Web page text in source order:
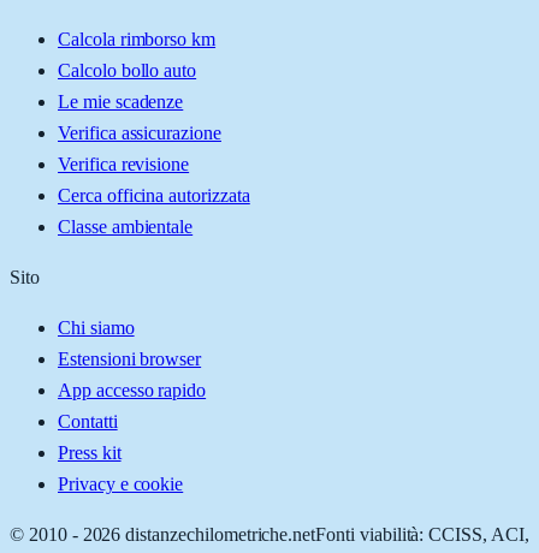
Calcola rimborso km
Calcolo bollo auto
Le mie scadenze
Verifica assicurazione
Verifica revisione
Cerca officina autorizzata
Classe ambientale
Sito
Chi siamo
Estensioni browser
App accesso rapido
Contatti
Press kit
Privacy e cookie
© 2010 - 2026 distanzechilometriche.netFonti viabilità: CCISS, ACI,